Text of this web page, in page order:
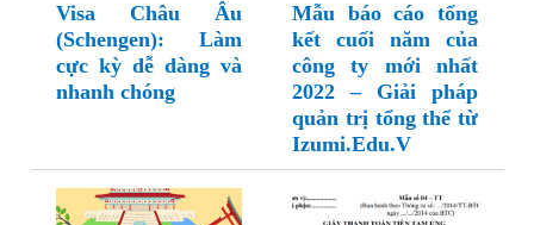
Visa Châu Âu
(Schengen): Làm
cực kỳ dễ dàng và
nhanh chóng
Mẫu báo cáo tổng
kết cuối năm của
công ty mới nhất
2022 – Giải pháp
quản trị tổng thể từ
Izumi.Edu.V